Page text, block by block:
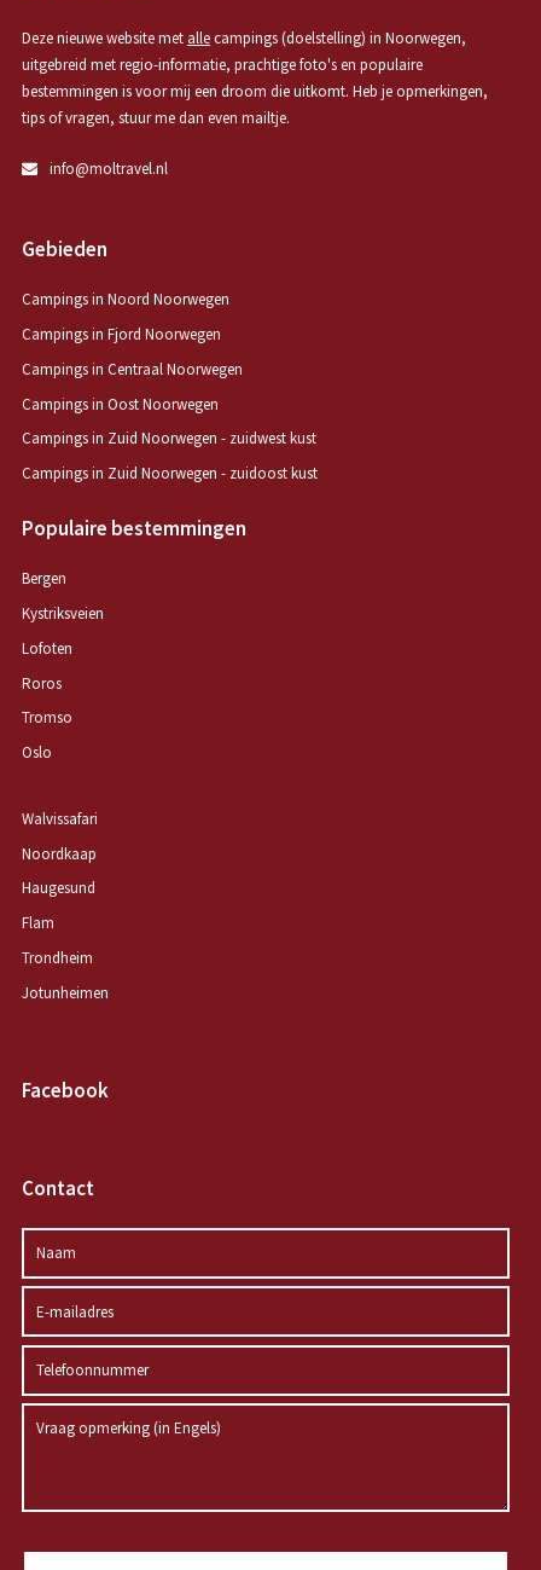
Deze nieuwe website met allecampings (doelstelling) in Noorwegen,
uitgebreid met regio-informatie, prachtige foto's en populaire
bestemmingen is voor mij een droom die uitkomt. Heb je opmerkingen,
tips of vragen, stuur me dan even mailtje.
info@moltravel.nl
Gebieden
Campings in Noord Noorwegen
Campings in Fjord Noorwegen
Campings in Centraal Noorwegen
Campings in Oost Noorwegen
Campings in Zuid Noorwegen - zuidwest kust
Campings in Zuid Noorwegen - zuidoost kust
Populaire bestemmingen
Bergen
Kystriksveien
Lofoten
Roros
Tromso
Oslo
Walvissafari
Noordkaap
Haugesund
Flam
Trondheim
Jotunheimen
Facebook
Contact